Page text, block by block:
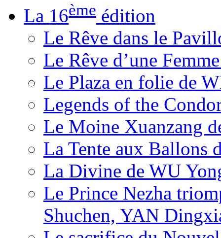
La 16ème édition
Le Rêve dans le
Le Rêve d’une
Le Plaza en folie de
Legends of the
Le Moine Xuanzang
La Tente aux Ballons
La Divine de WU
Le Prince Nezha
Shuchen, YAN